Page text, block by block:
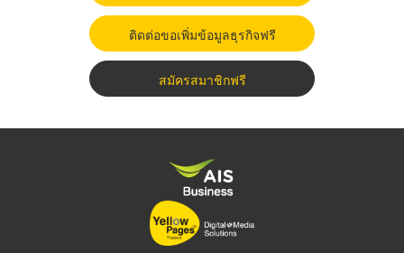
ติดต่อขอเพิ่มข้อมูลธุรกิจฟรี
สมัครสมาชิกฟรี